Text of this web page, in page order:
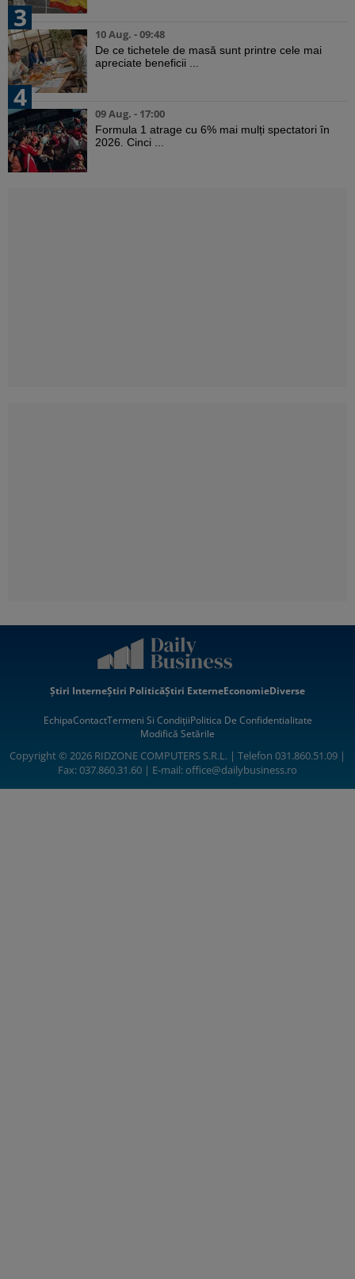
3
10 Aug. - 09:48
De ce tichetele de masă sunt printre cele mai
apreciate beneficii ...
4
09 Aug. - 17:00
Formula 1 atrage cu 6% mai mulți spectatori în
2026. Cinci ...
Știri InterneȘtiri PoliticăȘtiri ExterneEconomieDiverse
EchipaContactTermeni Si CondițiiPolitica De Confidentialitate
Modifică Setările
Copyright © 2026 RIDZONE COMPUTERS S.R.L. | Telefon 031.860.51.09 |
Fax: 037.860.31.60 | E-mail:office@dailybusiness.ro